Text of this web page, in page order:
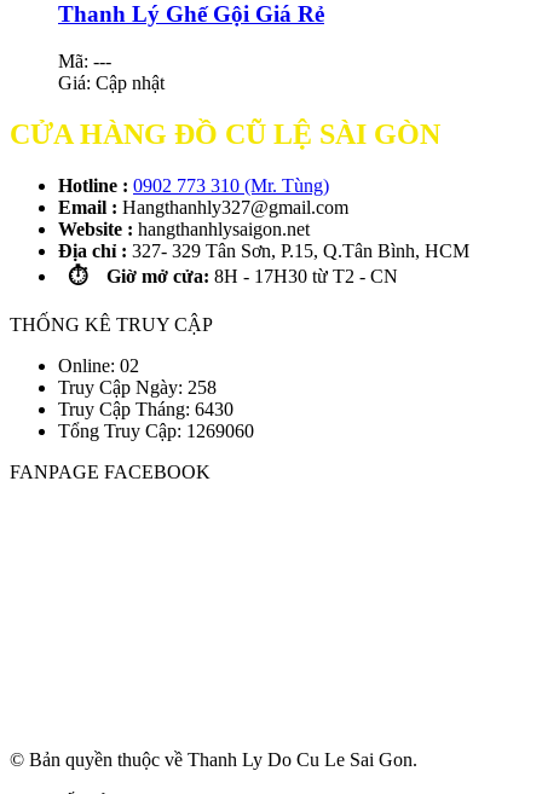
Thanh Lý Ghế Gội Giá Rẻ
Mã: ---
Giá: Cập nhật
CỬA HÀNG ĐỒ CŨ LỆ SÀI GÒN
Hotline : 0902 773 310 (Mr. Tùng)
Email : Hangthanhly327@gmail.com
Website : hangthanhlysaigon.net
Địa chỉ : 327- 329 Tân Sơn, P.15, Q.Tân Bình, HCM
⏱️ Giờ mở cửa: 8H - 17H30 từ T2 - CN
THỐNG KÊ TRUY CẬP
Online: 02
Truy Cập Ngày: 258
Truy Cập Tháng: 6430
Tổng Truy Cập: 1 269060
FANPAGE FACEBOOK
© Bản quyền thuộc về Thanh Ly Do Cu Le Sai Gon.